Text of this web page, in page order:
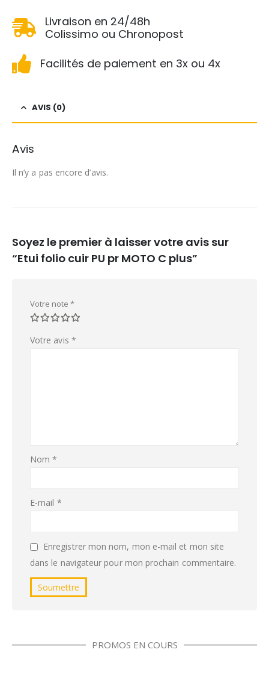
Livraison en 24/48h
Colissimo ou Chronopost
Facilités de paiement en 3x ou 4x
AVIS (0)
Avis
Il n’y a pas encore d’avis.
Soyez le premier à laisser votre avis sur
“Etui folio cuir PU pr MOTO C plus”
Votre note *
Votre avis *
Nom*
E-mail *
Enregistrer mon nom, mon e-mail et mon site
dans le navigateur pour mon prochain commentaire.
PROMOS EN COURS